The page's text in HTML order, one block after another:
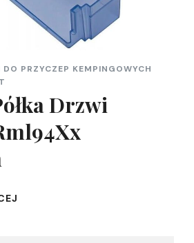
PRZYCZEP KEMPINGOWYCH
Drzwi